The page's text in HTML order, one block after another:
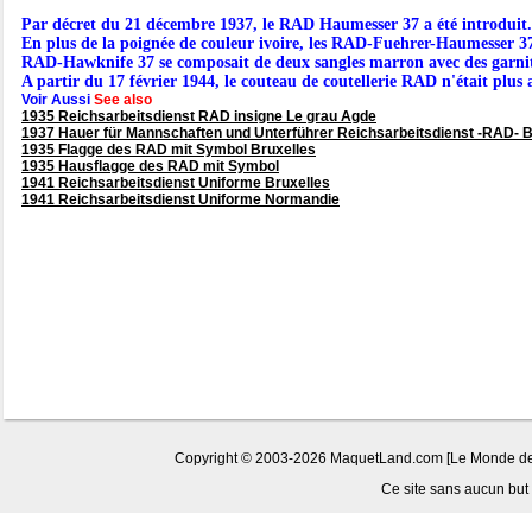
Par décret du 21 décembre 1937, le RAD Haumesser 37 a été introduit.
En plus de la poignée de couleur ivoire, les RAD-Fuehrer-
RAD-Hawknife 37 se composait de deux sangles marron avec des
A partir du 17 février 1944, le couteau de coutellerie RAD n'était plus
Voir Aussi See also
1935 Reichsarbeitsdienst RAD insigne Le grau Agde
1937 Hauer für Mannschaften und Unterführer Reichsarbeitsdienst -RAD-
1935 Flagge des RAD mit Symbol Bruxelles
1935 Hausflagge des RAD mit Symbol
1941 Reichsarbeitsdienst Uniforme Bruxelles
1941 Reichsarbeitsdienst Uniforme Normandie
Copyright © 2003-2026 MaquetLand.com [Le Monde
Ce site sans aucun